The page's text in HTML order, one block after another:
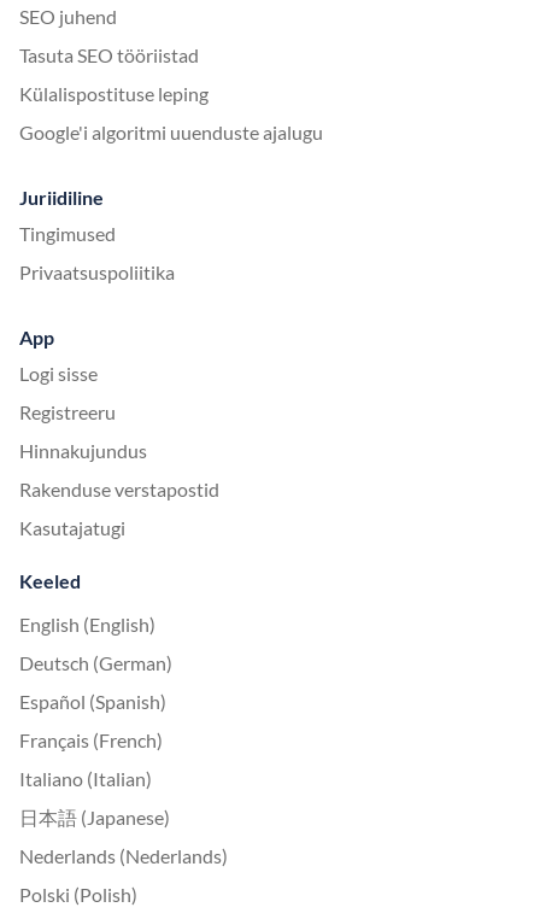
SEO juhend
Tasuta SEO tööriistad
Külalispostituse leping
Google'i algoritmi uuenduste ajalugu
Juriidiline
Tingimused
Privaatsuspoliitika
App
Logi sisse
Registreeru
Hinnakujundus
Rakenduse verstapostid
Kasutajatugi
Keeled
English (English)
Deutsch (German)
Español (Spanish)
Français (French)
Italiano (Italian)
日本語 (Japanese)
Nederlands (Nederlands)
Polski (Polish)